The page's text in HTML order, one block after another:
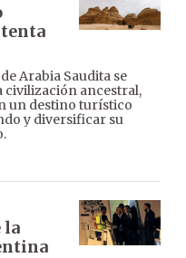
Arabia Saudita se
civilización ancestral,
un destino turístico
y diversificar su
la